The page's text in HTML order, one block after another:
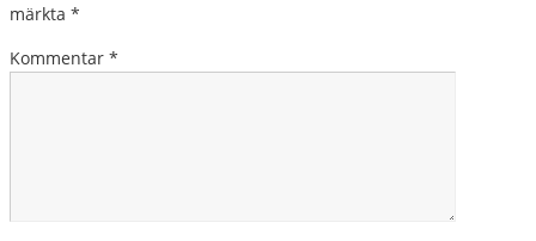
märkta *
Kommentar *